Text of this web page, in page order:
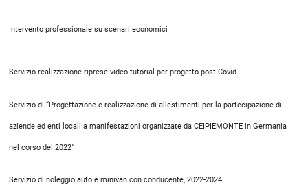
Intervento professionale su scenari economici
Servizio realizzazione riprese video tutorial per progetto post-Covid
Servizio di “Progettazione e realizzazione di allestimenti per la partecipazione di
aziende ed enti locali a manifestazioni organizzate da CEIPIEMONTE in Germania
nel corso del 2022”
Servizio di noleggio auto e minivan con conducente, 2022-2024